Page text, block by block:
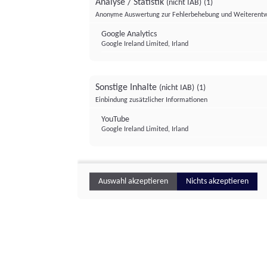
Analyse / Statistik (nicht IAB) (1)
Anonyme Auswertung zur Fehlerbehebung und
Google Analytics
Google Ireland Limited, Irland
Sonstige Inhalte (nicht IAB) (1)
Einbindung zusätzlicher Informationen
YouTube
Google Ireland Limited, Irland
Auswahl akzeptieren Nichts akzeptieren